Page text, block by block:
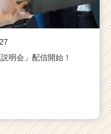
説明会」配信開始！